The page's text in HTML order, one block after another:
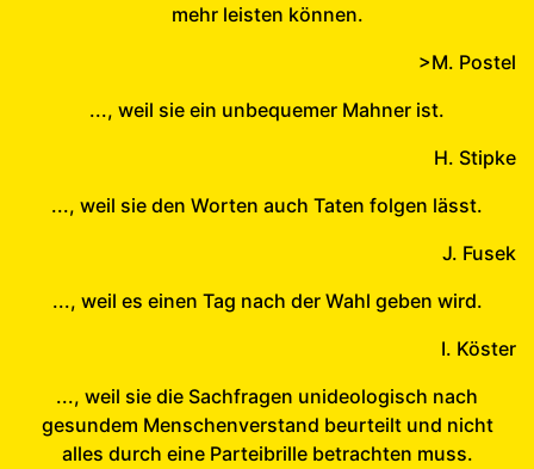
mehr leisten können.
>M. Postel
..., weil sie ein unbequemer Mahner ist.
H. Stipke
..., weil sie den Worten auch Taten folgen lässt.
J. Fusek
..., weil es einen Tag nach der Wahl geben wird.
I. Köster
..., weil sie die Sachfragen unideologisch nach
gesundem Menschenverstand beurteilt und nicht
alles durch eine Parteibrille betrachten muss.